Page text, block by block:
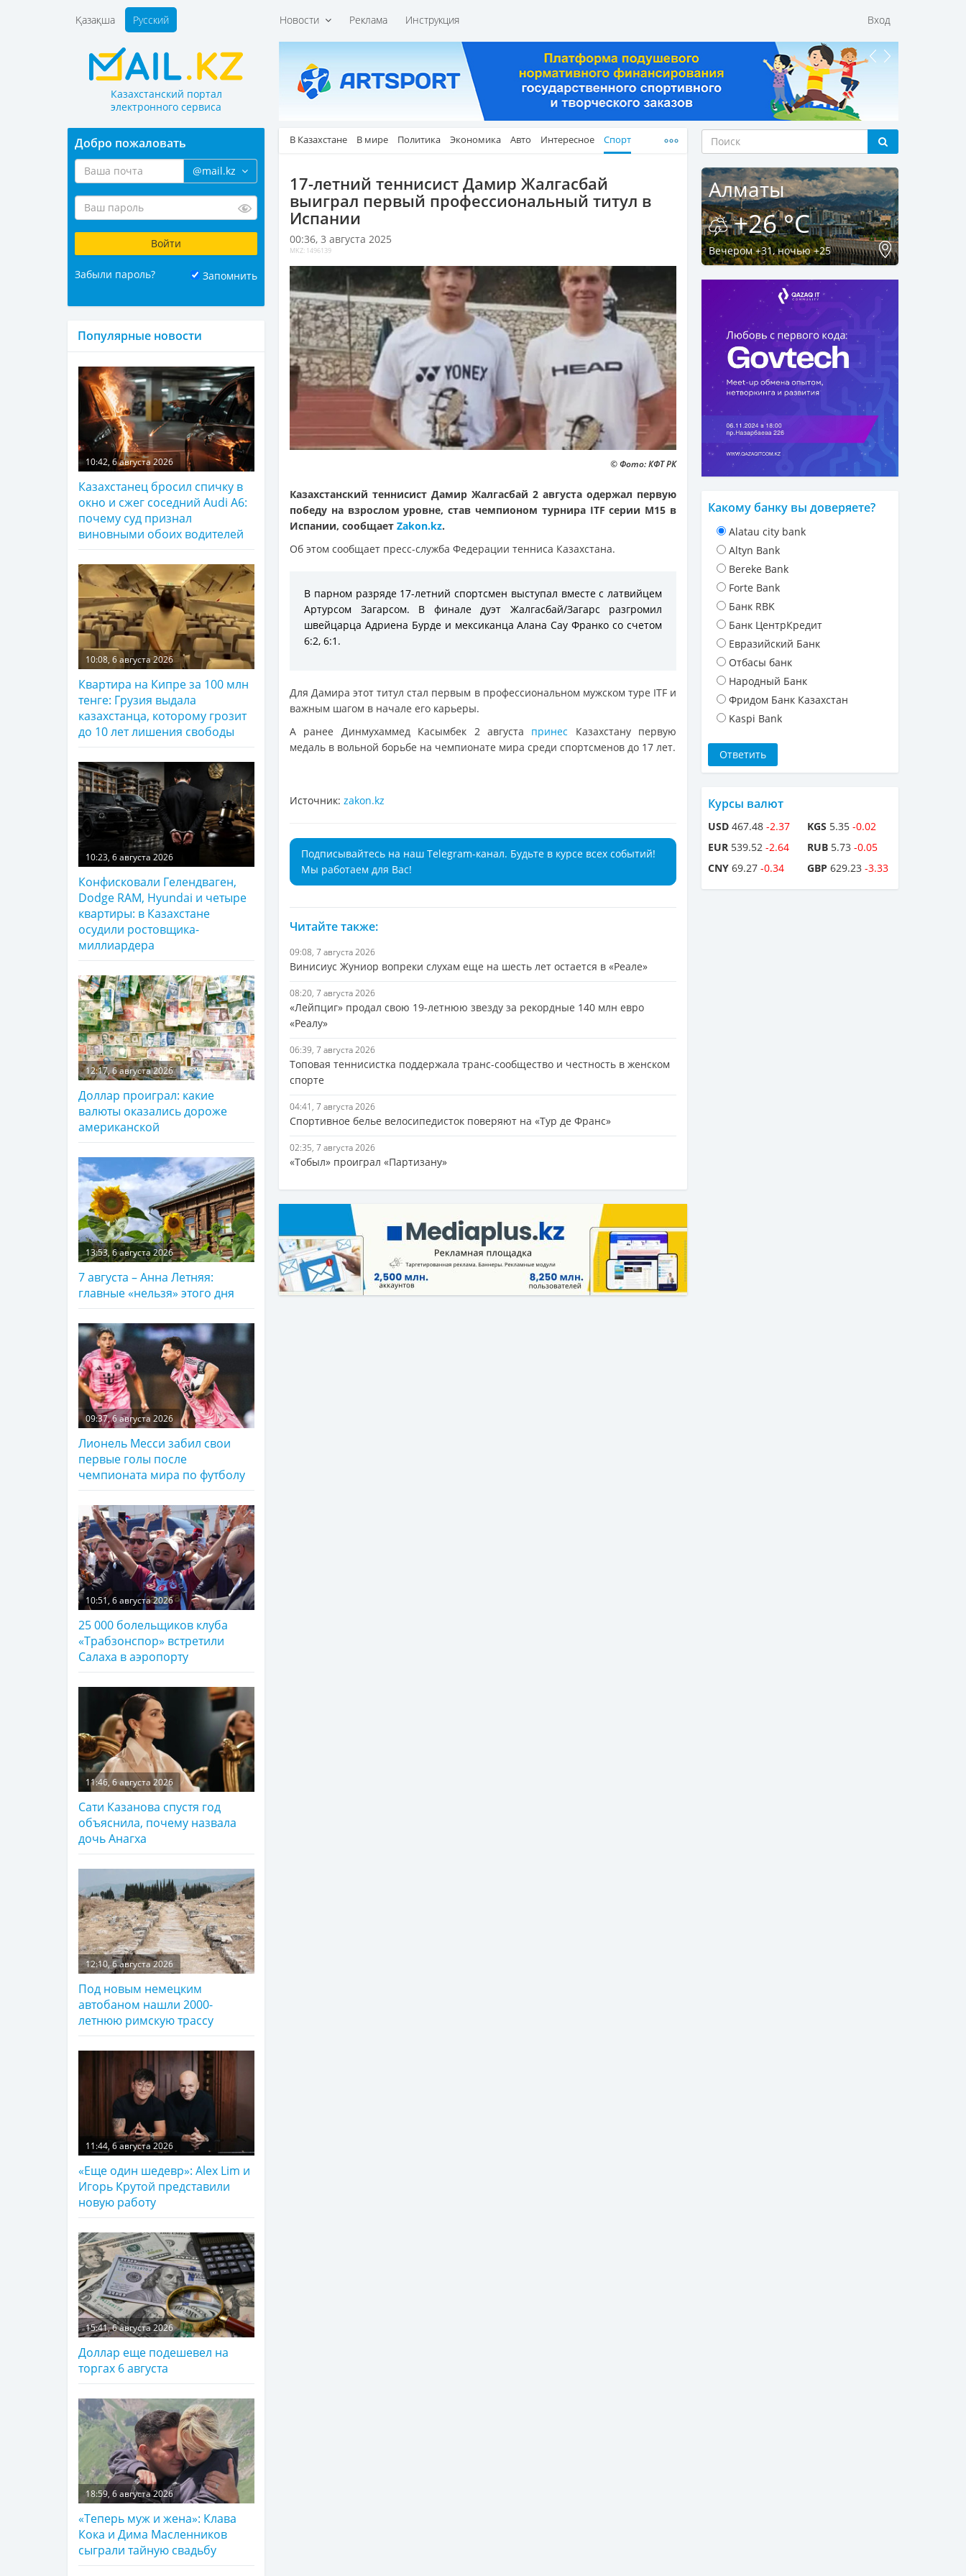
Новости Реклама Инструкция Вход
Қазақша Русский
Казахстанский портал
электронного сервиса
В Казахстане В мире Политика Экономика Авто Интересное Спорт
17-летний теннисист Дамир Жалгасбай
выиграл первый профессиональный титул в
Испании
00:36, 3 августа 2025
MKZ: 1496139
© Фото: КФТ РК
Казахстанский теннисист Дамир Жалгасбай 2 августа одержал первую
победу на взрослом уровне, став чемпионом турнира ITF серии M15 в
Испании, сообщает Zakon.kz.
Об этом сообщает пресс-служба Федерации тенниса Казахстана.
В парном разряде 17-летний спортсмен выступал вместе с латвийцем
Артурсом Загарсом. В финале дуэт Жалгасбай/Загарс разгромил
швейцарца Адриена Бурде и мексиканца Алана Сау Франко со счетом
6:2, 6:1.
Для Дамира этот титул стал первым в профессиональном мужском туре ITF и
важным шагом в начале его карьеры.
А ранее Динмухаммед Касымбек 2 августа принес Казахстану первую
медаль в вольной борьбе на чемпионате мира среди спортсменов до 17 лет.
Источник: zakon.kz
Подписывайтесь на наш Telegram-канал. Будьте в курсе всех событий!
Мы работаем для Вас!
Читайте также:
09:08, 7 августа 2026
Винисиус Жуниор вопреки слухам еще на шесть лет остается в «Реале»
08:20, 7 августа 2026
«Лейпциг» продал свою 19-летнюю звезду за рекордные 140 млн евро
«Реалу»
06:39, 7 августа 2026
Топовая теннисистка поддержала транс-сообщество и честность в женском
спорте
04:41, 7 августа 2026
Спортивное белье велосипедисток поверяют на «Тур де Франс»
02:35, 7 августа 2026
«Тобыл» проиграл «Партизану»
Добро пожаловать
@mail.kz
Забыли пароль? Запомнить
Популярные новости
10:42, 6 августа 2026
Казахстанец бросил спичку в
окно и сжег соседний Audi A6:
почему суд признал
виновными обоих водителей
10:08, 6 августа 2026
Квартира на Кипре за 100 млн
тенге: Грузия выдала
казахстанца, которому грозит
до 10 лет лишения свободы
10:23, 6 августа 2026
Конфисковали Гелендваген,
Dodge RAM, Hyundai и четыре
квартиры: в Казахстане
осудили ростовщика-
миллиардера
12:17, 6 августа 2026
Доллар проиграл: какие
валюты оказались дороже
американской
13:53, 6 августа 2026
7 августа – Анна Летняя:
главные «нельзя» этого дня
09:37, 6 августа 2026
Лионель Месси забил свои
первые голы после
чемпионата мира по футболу
10:51, 6 августа 2026
25 000 болельщиков клуба
«Трабзонспор» встретили
Салаха в аэропорту
11:46, 6 августа 2026
Сати Казанова спустя год
объяснила, почему назвала
дочь Анагха
12:10, 6 августа 2026
Под новым немецким
автобаном нашли 2000-
летнюю римскую трассу
11:44, 6 августа 2026
«Еще один шедевр»: Alex Lim и
Игорь Крутой представили
новую работу
15:41, 6 августа 2026
Доллар еще подешевел на
торгах 6 августа
18:59, 6 августа 2026
«Теперь муж и жена»: Клава
Кока и Дима Масленников
сыграли тайную свадьбу
Алматы
+26 °C
Вечером +31, ночью +25
Какому банку вы доверяете?
Alatau city bank
Altyn Bank
Bereke Bank
Forte Bank
Банк RBK
Банк ЦентрКредит
Евразийский Банк
Отбасы банк
Народный Банк
Фридом Банк Казахстан
Kaspi Bank
Курсы валют
USD 467.48 -2.37
EUR 539.52 -2.64
CNY 69.27 -0.34
KGS 5.35 -0.02
RUB 5.73 -0.05
GBP 629.23 -3.33